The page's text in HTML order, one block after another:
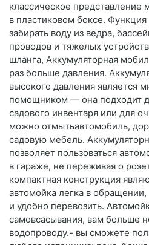
классическое представление
в пластиковом боксе.
забирать воду из ведра,
проводов и тяжелых
шланга, Аккумуляторная
раз больше давления.
высокого давления является
помощником — она подходит
садового инвентаря или для
можно отмытьавтомобиль,
садовую мебель.
позволяет пользоваться
в гараже, не переживая о
компактная конструкция
автомойка легка в
и удобно перевозить.
самовсасывания, вам больше
водопроводу.- вы сможете